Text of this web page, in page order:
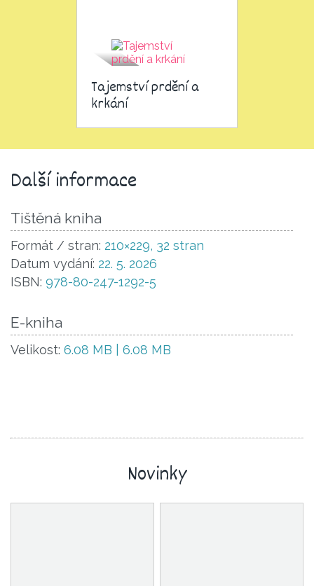
Tajemství prdění a
krkání
Další informace
Tištěná kniha
Formát / stran: 210×229, 32 stran
Datum vydání: 22. 5. 2026
ISBN: 978-80-247-1292-5
E-kniha
Velikost: 6.08 MB | 6.08 MB
Novinky